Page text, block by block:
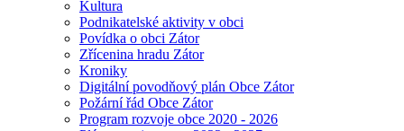
Kultura
Podnikatelské aktivity v obci
Povídka o obci Zátor
Zřícenina hradu Zátor
Kroniky
Digitální povodňový plán Obce Zátor
Požární řád Obce Zátor
Program rozvoje obce 2020 - 2026